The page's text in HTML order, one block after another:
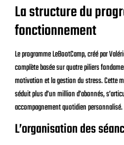
La structure du
fonctionnement
Le programme LeBootCamp, créé par
complète basée sur quatre piliers
motivation et la gestion du stress. Cette
séduit plus d’un million d’abonnés,
accompagnement quotidien personnalisé.
L’organisation des